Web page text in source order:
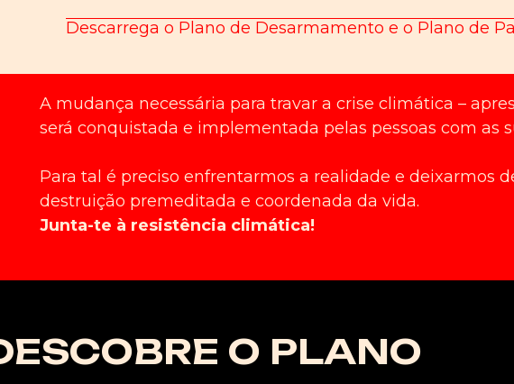
Descarrega o Plano de Desarmamento e o Plano de
A mudança necessária para travar a crise climática –
será conquistada e implementada pelas pessoas com as
Para tal é preciso enfrentarmos a realidade e deixarmos
destruição premeditada e coordenada da vida.
Junta-te à resistência climática!
O PLANO